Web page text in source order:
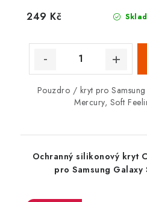
249 Kč
Pouzdro / kryt pro
Mercury, Soft
Ochranný silikonový kryt
pro Samsung